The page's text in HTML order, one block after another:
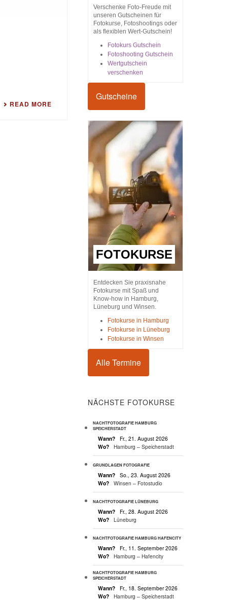
READ MORE
Verschenke Foto-Freude mit
unseren Gutscheinen für
Fotokurse, Fotoshootings oder
als flexiblen Wert-Gutschein!
Fotokurs Gutschein
Fotoshooting Gutschein
Wertgutschein
verschenken
Gutscheine
FOTOKURSE
Entdecken Sie praxisnahe
Fotokurse mit Spaß und
Know-how in Hamburg,
Lüneburg und Winsen.
Fotokurse in Hamburg
Fotokurse in Lüneburg
Fotokurse in Winsen
Alle Termine
NÄCHSTE FOTOKURSE
NACHTFOTOGRAFIE HAMBURG
SPEICHERSTADT
Wann?
Fr., 21. August 2026
Wo?
Hamburg – Speicherstadt
GRUNDLAGEN FOTOGRAFIE
Wann?
So., 23. August 2026
Wo?
Winsen – Fotostudio
NACHTFOTOGRAFIE LÜNEBURG
Wann?
Fr., 28. August 2026
Wo?
Lüneburg
NACHTFOTOGRAFIE HAMBURG HAFENCITY
Wann?
Fr., 11. September 2026
Wo?
Hamburg – Hafencity
NACHTFOTOGRAFIE HAMBURG
SPEICHERSTADT
Wann?
Fr., 18. September 2026
Wo?
Hamburg – Speicherstadt